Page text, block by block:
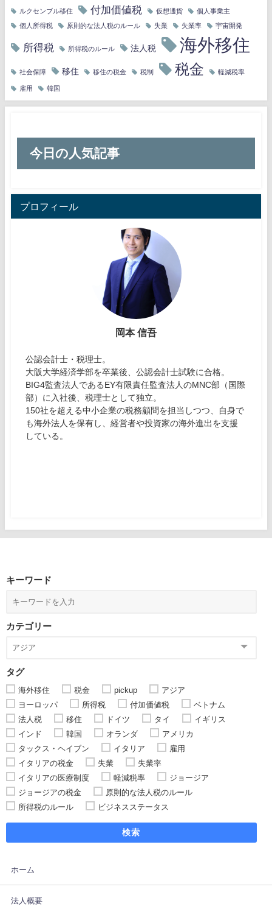
ルクセンブル移住 付加価値税 仮想通貨 個人事業主
個人所得税 原則的な法人税のルール 失業 失業率 宇宙開発
所得税 所得税のルール 法人税 海外移住
社会保障 移住 移住の税金 税制 税金 軽減税率
雇用 韓国
今日の人気記事
プロフィール
岡本 信吾
公認会計士・税理士。
大阪大学経済学部を卒業後、公認会計士試験に合格。
BIG4監査法人であるEY有限責任監査法人のMNC部（国際
部）に入社後、税理士として独立。
150社を超える中小企業の税務顧問を担当しつつ、自身で
も海外法人を保有し、経営者や投資家の海外進出を支援
している。
キーワード
カテゴリー
タグ
海外移住 税金 pickup
アジア
ヨーロッパ
所得税 付加価値税
ベトナム
法人税
移住 ドイツ タイ
イギリス
インド
韓国 オランダ
アメリカ
タックス・ヘイブン
イタリア
雇用
イタリアの税金
失業
失業率
イタリアの医療制度
軽減税率
ジョージア
ジョージアの税金
原則的な法人税のルール
所得税のルール
ビジネスステータス
検索
ホーム
法人概要